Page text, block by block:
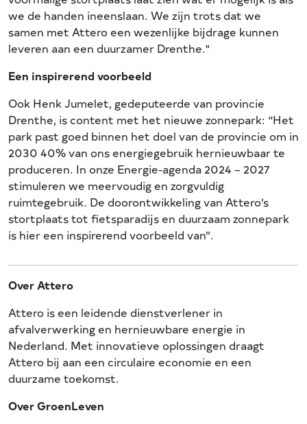
we de handen ineenslaan. We zijn trots dat we
samen met Attero een wezenlijke bijdrage kunnen
leveren aan een duurzamer Drenthe."
Een inspirerend voorbeeld
Ook Henk Jumelet, gedeputeerde van provincie
Drenthe, is content met het nieuwe zonnepark: “Het
park past goed binnen het doel van de provincie om in
2030 40% van ons energiegebruik hernieuwbaar te
produceren. In onze Energie-agenda 2024 – 2027
stimuleren we meervoudig en zorgvuldig
ruimtegebruik. De doorontwikkeling van Attero’s
stortplaats tot fietsparadijs en duurzaam zonnepark
is hier een inspirerend voorbeeld van”.
Over Attero
Attero is een leidende dienstverlener in
afvalverwerking en hernieuwbare energie in
Nederland. Met innovatieve oplossingen draagt
Attero bij aan een circulaire economie en een
duurzame toekomst.
Over GroenLeven